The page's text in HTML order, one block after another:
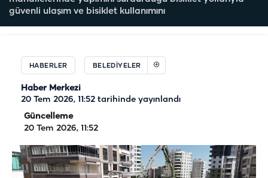
güvenli ulaşım ve bisiklet kullanımını
HABERLER BELEDIYELER
Haber Merkezi
20 Tem 2026, 11:52 tarihinde yayınlandı
Güncelleme
20 Tem 2026, 11:52